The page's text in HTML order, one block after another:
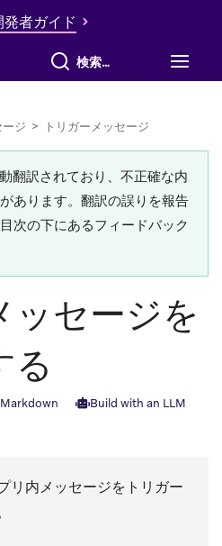
発者ガイド
すべて検索
ジ > トリガーメッセージ
翻訳されており、不正確な内
あります。翻訳の誤りを報告
次の下にあるフィードバック
ッセージを
る
Build with an LLM
リ内メッセージをトリガー